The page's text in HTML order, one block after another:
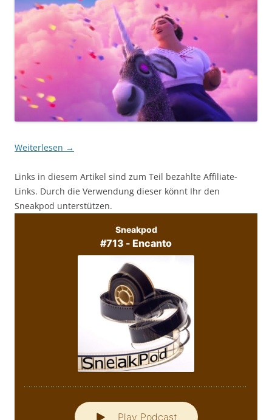
Weiterlesen →
Links in diesem Artikel sind zum Teil bezahlte Affiliate-
Links. Durch die Verwendung dieser könnt Ihr den
Sneakpod unterstützen.